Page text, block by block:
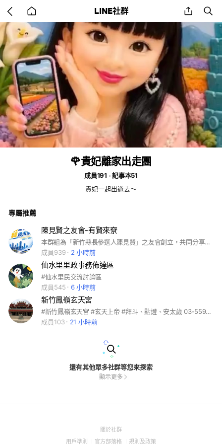
back
to
home
LINE社群 share
🌹貴妃離家出走團
成員191
記事本51
貴妃一起出遊去～
專屬推薦
陳見賢之友會-有賢來尞
本群組為「新竹縣長參選人陳見賢」之友會創立，共同分享新竹縣大小事，日常、親子、好康活動，公共事務，讓我們一起讓家鄉更好。
成員939
2 小時前
仙水里里政事務佈達區
#仙水里民交流討論區
成員545
6 小時前
新竹鳳嶺玄天宮
#新竹鳳嶺玄天宮 #玄天上帝 #拜斗、點燈、安太歲 03-5593231 竹北市鳳岡路二段150巷186號
成員103
21 小時前
還有其他眾多社群等您來探索
顯示更多
關於社群(Open
用戶準則 (Open
官方部落格 (Open
規則及政策(Open